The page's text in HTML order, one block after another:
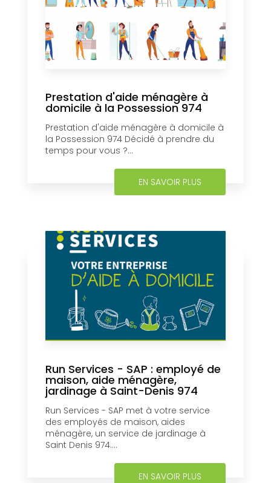
Prestation d'aide ménagère à
domicile à la Possession 974
Prestation d'aide ménagère à domicile à
la Possession 974 Décidé à prendre du
temps pour vous ?...
EN SAVOIR PLUS
Run Services - SAP : employé de
maison, aide ménagère,
jardinage à Saint-Denis 974
Run Services - SAP met à votre service
des employés de maison, aides
ménagère, un service de jardinage à
Saint Denis 974....
EN SAVOIR PLUS